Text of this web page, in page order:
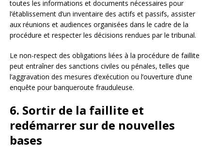
toutes les informations et documents nécessaires pour
l’établissement d’un inventaire des actifs et passifs, assister
aux réunions et audiences organisées dans le cadre de la
procédure et respecter les décisions rendues par le tribunal.
Le non-respect des obligations liées à la procédure de faillite
peut entraîner des sanctions civiles ou pénales, telles que
l’aggravation des mesures d’exécution ou l’ouverture d’une
enquête pour banqueroute frauduleuse.
6. Sortir de la faillite et
redémarrer sur de nouvelles
bases